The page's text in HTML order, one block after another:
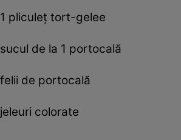
1 pliculeţ tort-gelee
sucul de la 1 portocală
felii de portocală
jeleuri colorate